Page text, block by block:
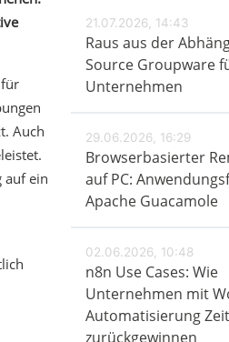
Auch
auf ein
21.07.2026, 14:43
Raus aus der
Source Groupware
Unternehmen
29.06.2026, 16:29
Browserbasierter
auf PC:
Apache Guacamole
02.06.2026, 10:48
n8n Use Cases: Wie
Unternehmen mit
Automatisierung Zeit
zurückgewinnen